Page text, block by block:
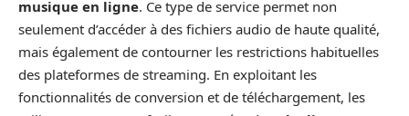
musique en ligne. Ce type de service permet non
seulement d’accéder à des fichiers audio de haute qualité,
mais également de contourner les restrictions habituelles
des plateformes de streaming. En exploitant les
fonctionnalités de conversion et de téléchargement, les